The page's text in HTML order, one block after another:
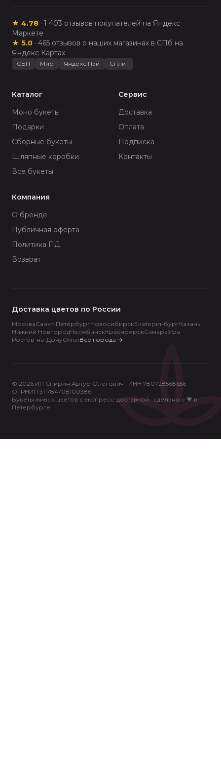
★ 4.78 · 1 403 отзывов покупателей на Яндекс
Маркете
★ 5.0 · 465 отзывов о наших магазинах в СПб на
Яндекс Картах
СБП Мир Яндекс Пэй Сплит
Каталог
Моно букеты
Подарки
Сборные букеты
Шляпные коробки
Все букеты
Сервис
Доставка
Оплата
Подписка
Контакты
Компания
О бренде
Публичная оферта
Политика ПД
Возврат
Доставка цветов по России
МоскваСанкт-ПетербургНовосибирскЕкатеринбургКазань
Нижний НовгородЧелябинскКрасноярскСамараУфа
Ростов-на-ДонуОмскВсе города →
© 2026 ИП Спирин Артур Олегович · ИНН 780728568656 ·
ОГРНИП 311784708100386
Букеты живых цветов с экспресс-доставкой · сделано с 💗 в
Петербурге